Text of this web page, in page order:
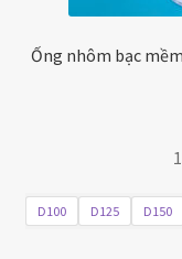
Ống nhôm bạc
D100 D125 D150